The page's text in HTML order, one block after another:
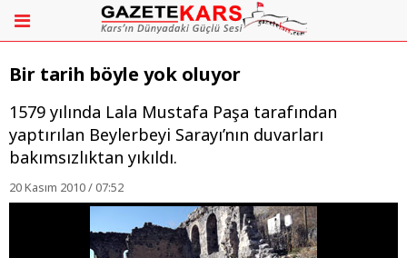
Bir tarih böyle yok oluyor
1579 yılında Lala Mustafa Paşa tarafından
yaptırılan Beylerbeyi Sarayı’nın duvarları
bakımsızlıktan yıkıldı.
20 Kasım 2010 / 07:52